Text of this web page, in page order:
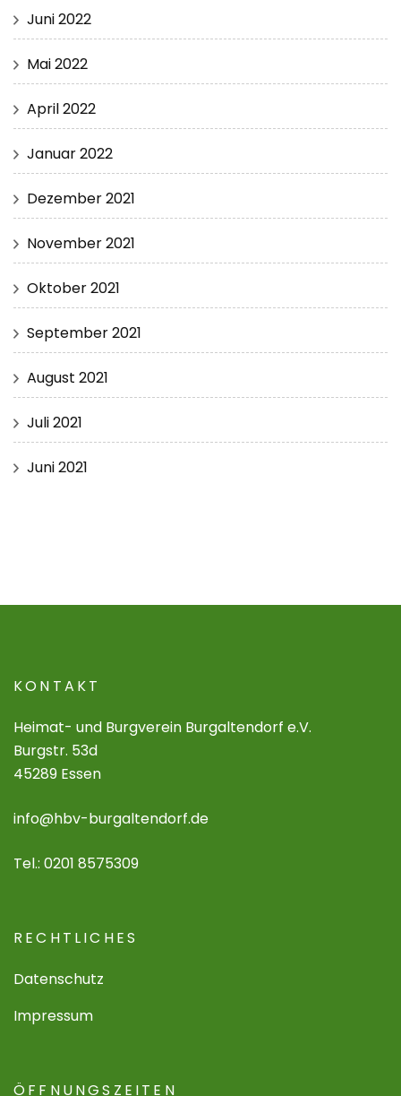
Juni 2022
Mai 2022
April 2022
Januar 2022
Dezember 2021
November 2021
Oktober 2021
September 2021
August 2021
Juli 2021
Juni 2021
KONTAKT
Heimat- und Burgverein Burgaltendorf e.V.
Burgstr. 53d
45289 Essen
info@hbv-burgaltendorf.de
Tel.: 0201 8575309
RECHTLICHES
Datenschutz
Impressum
ÖFFNUNGSZEITEN